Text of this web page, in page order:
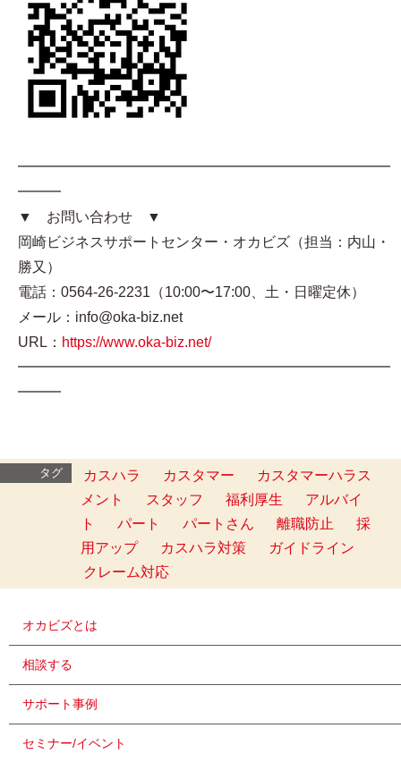
━━━━━━━━━━━━━━━━━━━━━━━━━━
━━━
▼ お問い合わせ ▼
岡崎ビジネスサポートセンター・オカビズ（担当：内山・
勝又）
電話：0564-26-2231（10:00〜17:00、土・日曜定休）
メール：info@oka-biz.net
URL： https://www.oka-biz.net/
━━━━━━━━━━━━━━━━━━━━━━━━━━
━━━
タグ カスハラ カスタマー
カスタマーハラス
メント
スタッフ 福利厚生
アルバイ
ト
パート パートさん 離職防止
採
用アップ
カスハラ対策
ガイドライン
クレーム対応
オカビズとは
相談する
サポート事例
セミナー/イベント